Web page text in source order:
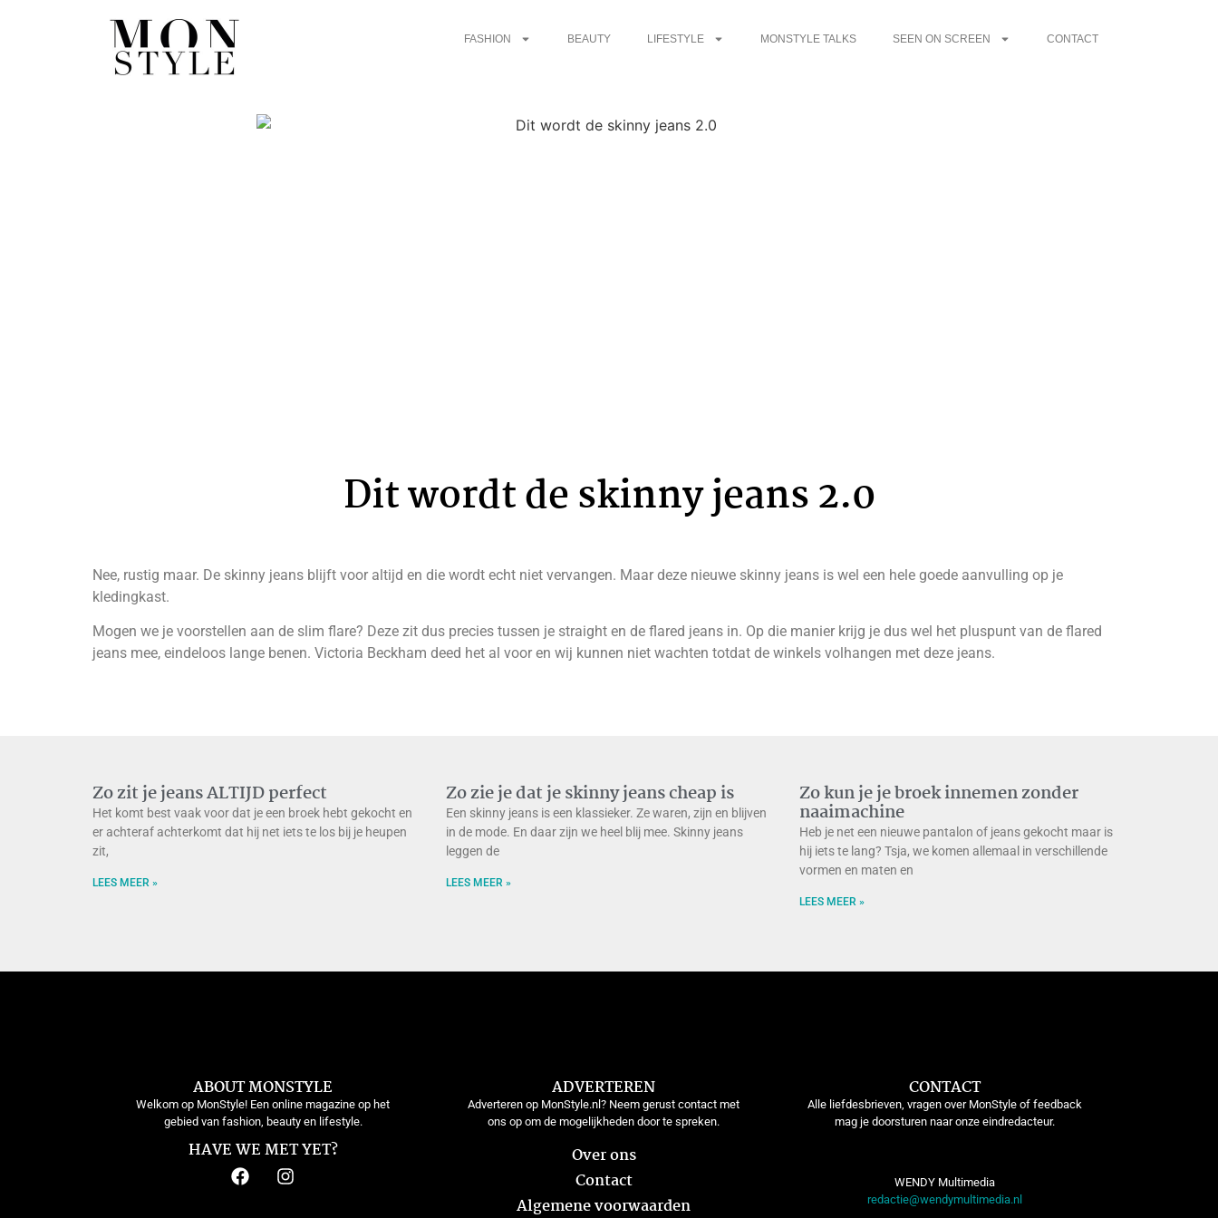
FASHION BEAUTY LIFESTYLE MONSTYLE TALKS SEEN ON SCREEN CONTACT
Dit wordt de skinny jeans 2.0
Nee, rustig maar. De skinny jeans blijft voor altijd en die wordt echt niet vervangen. Maar deze nieuwe skinny jeans is wel een hele goede aanvulling op je
kledingkast.
Mogen we je voorstellen aan de slim flare? Deze zit dus precies tussen je straight en de flared jeans in. Op die manier krijg je dus wel het pluspunt van de flared
jeans mee, eindeloos lange benen. Victoria Beckham deed het al voor en wij kunnen niet wachten totdat de winkels volhangen met deze jeans.
Zo zit je jeans ALTIJD perfect
Het komt best vaak voor dat je een broek hebt gekocht en
er achteraf achterkomt dat hij net iets te los bij je heupen
zit,
LEES MEER »
Zo zie je dat je skinny jeans cheap is
Een skinny jeans is een klassieker. Ze waren, zijn en blijven
in de mode. En daar zijn we heel blij mee. Skinny jeans
leggen de
LEES MEER »
Zo kun je je broek innemen zonder
naaimachine
Heb je net een nieuwe pantalon of jeans gekocht maar is
hij iets te lang? Tsja, we komen allemaal in verschillende
vormen en maten en
LEES MEER »
ABOUT MONSTYLE
Welkom op MonStyle! Een online magazine op het
gebied van fashion, beauty en lifestyle.
HAVE WE MET YET?
ADVERTEREN
Adverteren op MonStyle.nl? Neem gerust contact met
ons op om de mogelijkheden door te spreken.
Over ons
Contact
Algemene voorwaarden
CONTACT
Alle liefdesbrieven, vragen over MonStyle of feedback
mag je doorsturen naar onze eindredacteur.
WENDY Multimedia
redactie@wendymultimedia.nl